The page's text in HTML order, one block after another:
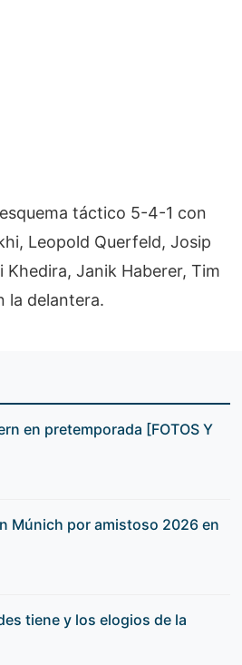
táctico 5-4-1 con
Leopold Querfeld, Josip
Janik Haberer, Tim
la delantera.
en pretemporada [FOTOS Y
Múnich por amistoso 2026 en
tiene y los elogios de la